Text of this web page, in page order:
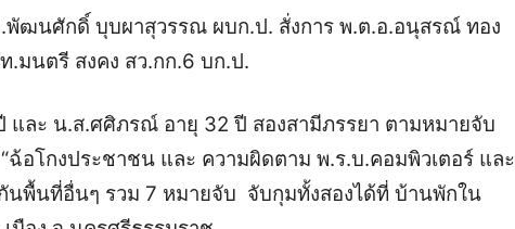
พัฒนศักดิ์ บุบผาสุวรรณ ผบก.ป. สั่งการ พ.ต.อ.อนุสรณ์ ทอง
.มนตรี สงคง สว.กก.6 บก.ป.
และ น.ส.ศศิภรณ์ อายุ 32 ปี สองสามีภรรยา ตามหมายจับ
ฉ้อโกงประชาชน และ ความผิดตาม พ.ร.บ.คอมพิวเตอร์ และ
นพื้นที่อื่นๆ รวม 7 หมายจับ จับกุมทั้งสองได้ที่ บ้านพักใน